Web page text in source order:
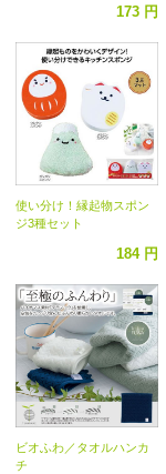
173 円
使い分け！縁起物スポン
ジ3種セット
184 円
ビオふわ／タオルハンカ
チ